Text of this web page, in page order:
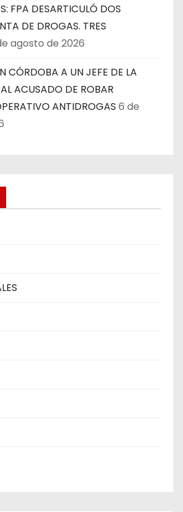
FPA DESARTICULÓ DOS
DE DROGAS. TRES
agosto de 2026
CÓRDOBA A UN JEFE DE LA
ACUSADO DE ROBAR
ANTIDROGAS 6 de